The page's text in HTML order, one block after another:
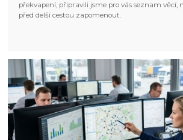
překvapení, připravili jsme pro vás seznam věcí,
před delší cestou zapomenout.